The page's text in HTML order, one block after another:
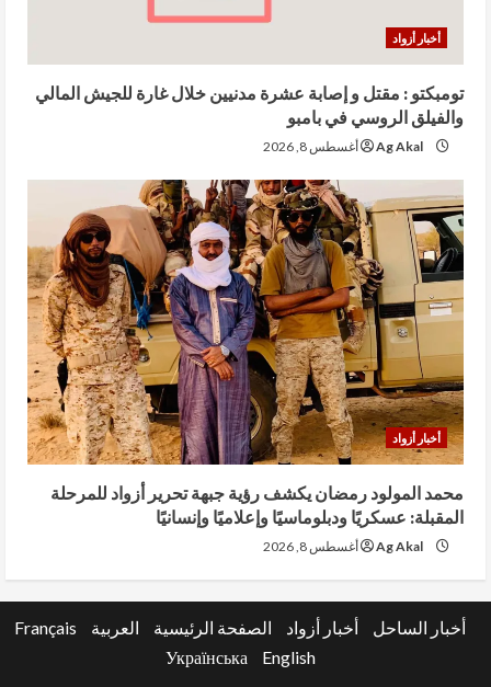
أخبار أزواد
تومبكتو : مقتل و إصابة عشرة مدنيين خلال غارة للجيش المالي
والفيلق الروسي في بامبو
Ag Akal أغسطس 8, 2026
أخبار أزواد
محمد المولود رمضان يكشف رؤية جبهة تحرير أزواد للمرحلة
المقبلة: عسكريًا ودبلوماسيًا وإعلاميًا وإنسانيًا
Ag Akal أغسطس 8, 2026
أخبار الساحل أخبار أزواد الصفحة الرئيسية العربية
Français
English
Українська